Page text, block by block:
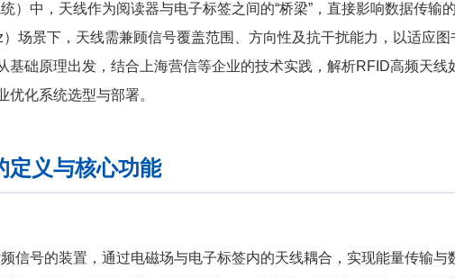
）中，天线作为阅读器与电子标签之间的“桥梁”，直接影响数据传输
场景下，天线需兼顾信号覆盖范围、方向性及抗干扰能力，以适应图
基础原理出发，结合上海营信等企业的技术实践，解析RFID高频天线
优化系统选型与部署。
定义与核心功能
信号的装置，通过电磁场与电子标签内的天线耦合，实现能量传输与